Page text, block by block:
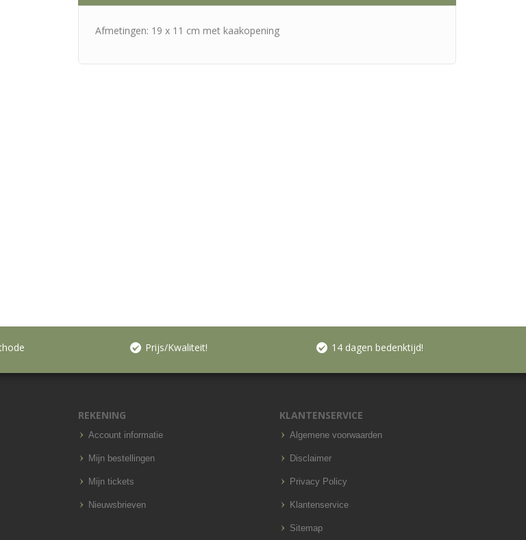
Afmetingen: 19 x 11 cm met kaakopening
Prijs/Kwaliteit! 14 dagen bedenktijd!
REKENING
Account informatie
Mijn bestellingen
Mijn tickets
Nieuwsbrieven
KLANTENSERVICE
Algemene voorwaarden
Disclaimer
Privacy Policy
Klantenservice
Sitemap